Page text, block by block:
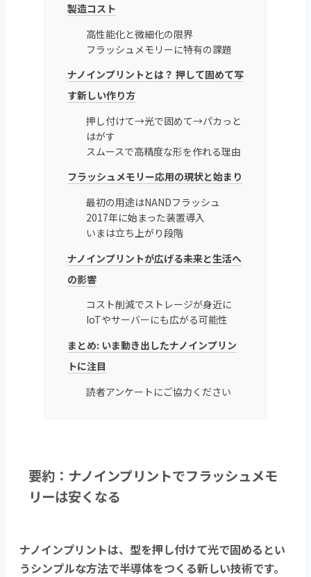
製造コスト
高性能化と微細化の限界
フラッシュメモリーに特有の課題
ナノインプリントとは？ 押して固めて写
す新しい作り方
押し付けて→光で固めて→パカっと
はがす
スムースで高精度な形を作れる理由
フラッシュメモリー応用の現状と始まり
最初の用途はNANDフラッシュ
2017年に始まった装置導入
いまは立ち上がり段階
ナノインプリントが広げる未来と生活へ
の影響
コスト削減でストレージが身近に
IoTやサーバーにも広がる可能性
まとめ: いま動き出したナノインプリン
トに注目
読者アンケートにご協力ください
要約：ナノインプリントでフラッシュメモ
リーは安くなる
ナノインプリントは、型を押し付けて光で固めるとい
うシンプルな方法で半導体をつくる新しい技術です。